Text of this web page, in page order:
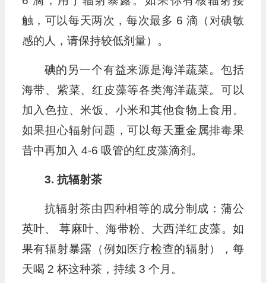
触，可以每天两次，每次最多 6 滴（对碘敏
感的人，请保持较低剂量）。
碘的另一个有益来源是海洋蔬菜。包括
海带、紫菜、红皮藻等各类海洋蔬菜。可以
加入色拉、米饭、小米和其他食物上食用。
如果担心辐射问题，可以每天重金属排毒果
昔中再加入 4-6 吸管的红皮藻滴剂。
3. 抗辐射茶
抗辐射茶由四种相等的成分制成：蒲公
英叶、 荨麻叶、海带粉、大西洋红皮藻。如
果有辐射暴露（例如医疗检查的辐射），每
天喝 2 杯这种茶，持续 3 个月。